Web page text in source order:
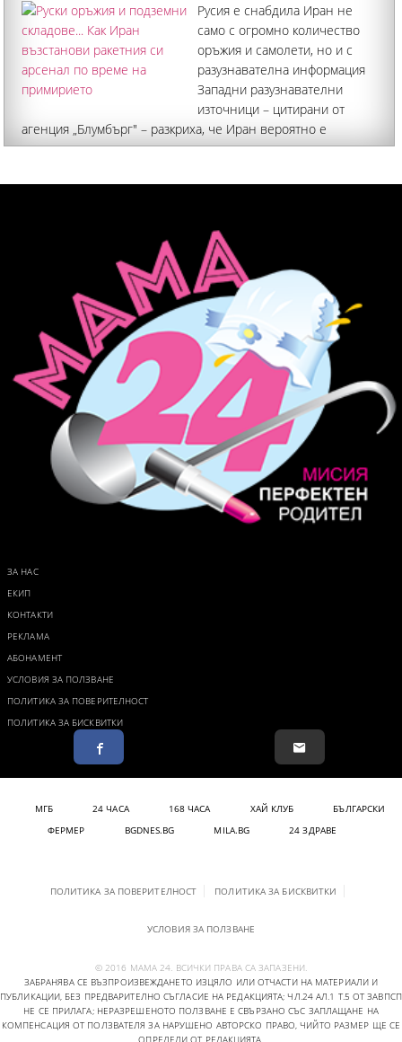
Русия е снабдила Иран не
само с огромно количество
оръжия и самолети, но и с
разузнавателна информация
Западни разузнавателни
източници – цитирани от
агенция „Блумбърг" – разкриха, че Иран вероятно е
възстановил значителна част от ракетния си арсенал по
година
ЗА НАС
ЕКИП
КОНТАКТИ
РЕКЛАМА
АБОНАМЕНТ
УСЛОВИЯ ЗА ПОЛЗВАНЕ
ПОЛИТИКА ЗА ПОВЕРИТЕЛНОСТ
ПОЛИТИКА ЗА БИСКВИТКИ
МГБ 24 ЧАСА 168 ЧАСА ХАЙ КЛУБ
БЪЛГАРСКИ
ФЕРМЕР
BGDNES.BG MILA.BG 24 ЗДРАВЕ
ПОЛИТИКА ЗА ПОВЕРИТЕЛНОСТ ПОЛИТИКА ЗА БИСКВИТКИ
УСЛОВИЯ ЗА ПОЛЗВАНЕ
© 2016 МАМА 24. ВСИЧКИ ПРАВА СА ЗАПАЗЕНИ.
ЗАБРАНЯВА СЕ ВЪЗПРОИЗВЕЖДАНЕТО ИЗЦЯЛО ИЛИ ОТЧАСТИ НА МАТЕРИАЛИ И
ПУБЛИКАЦИИ, БЕЗ ПРЕДВАРИТЕЛНО СЪГЛАСИЕ НА РЕДАКЦИЯТА; ЧЛ.24 АЛ.1 Т.5 ОТ ЗАВПСП
НЕ СЕ ПРИЛАГА; НЕРАЗРЕШЕНОТО ПОЛЗВАНЕ Е СВЪРЗАНО СЪС ЗАПЛАЩАНЕ НА
КОМПЕНСАЦИЯ ОТ ПОЛЗВАТЕЛЯ ЗА НАРУШЕНО АВТОРСКО ПРАВО, ЧИЙТО РАЗМЕР ЩЕ СЕ
ОПРЕДЕЛИ ОТ РЕДАКЦИЯТА.